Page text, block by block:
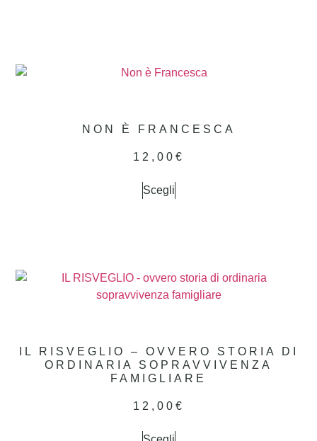
NON È FRANCESCA
12,00 €
Scegli
IL RISVEGLIO – OVVERO STORIA DI
ORDINARIA SOPRAVVIVENZA
FAMIGLIARE
12,00 €